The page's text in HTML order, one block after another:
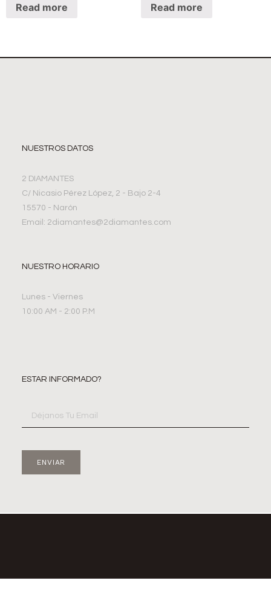
Read more Read more
NUESTROS DATOS
2 DIAMANTES
C/ Nicasio Pérez López, 2 - Bajo 2-4
15570 - Narón
Email: 2diamantes@2diamantes.com
NUESTRO HORARIO
Lunes - Viernes
10:00 AM - 2:00 P.M
ESTAR INFORMADO?
ENVIAR